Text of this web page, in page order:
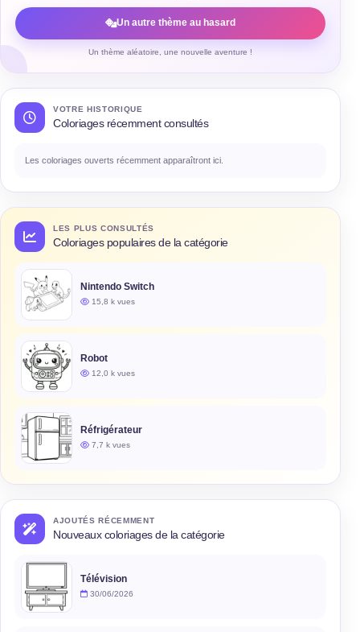
Un autre thème au hasard
Un thème aléatoire, une nouvelle aventure !
VOTRE HISTORIQUE
Coloriages récemment consultés
Les coloriages ouverts récemment apparaîtront ici.
LES PLUS CONSULTÉS
Coloriages populaires de la catégorie
Nintendo Switch
15,8 k vues
Robot
12,0 k vues
Réfrigérateur
7,7 k vues
AJOUTÉS RÉCEMMENT
Nouveaux coloriages de la catégorie
Télévision
30/06/2026